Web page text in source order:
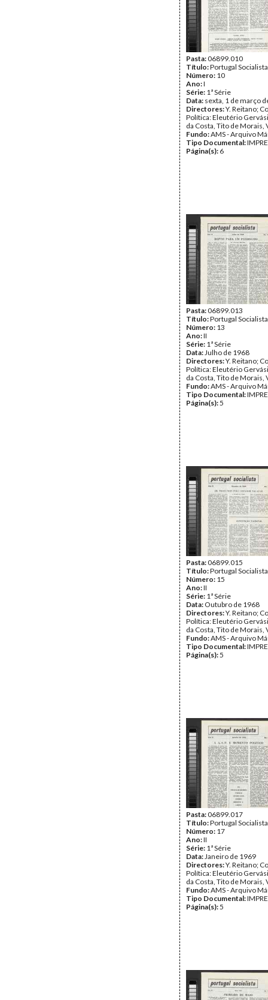
Pasta:06899.010
Título:Portugal Socialista
Número: 10
Ano:I
Série: 1ª Série
Data: sexta, 1 de março
Directores:Y. Reitano;
Política: Eleutério
da Costa, Tito de Morais,
Fundo:AMS - Arquivo
Tipo Documental:
Página(s): 6
Pasta:06899.013
Título:Portugal Socialista
Número: 13
Ano:II
Série: 1ª Série
Data:Julho de 1968
Directores:Y. Reitano;
Política: Eleutério
da Costa, Tito de Morais,
Fundo:AMS - Arquivo
Tipo Documental:
Página(s):5
Pasta:06899.015
Título:Portugal Socialista
Número: 15
Ano:II
Série: 1ª Série
Data: Outubro de 1968
Directores:Y. Reitano;
Política: Eleutério
da Costa, Tito de Morais,
Fundo:AMS - Arquivo
Tipo Documental:
Página(s):5
Pasta:06899.017
Título:Portugal Socialista
Número: 17
Ano:II
Série: 1ª Série
Data:Janeiro de 1969
Directores:Y. Reitano;
Política: Eleutério
da Costa, Tito de Morais,
Fundo:AMS - Arquivo
Tipo Documental:
Página(s):5